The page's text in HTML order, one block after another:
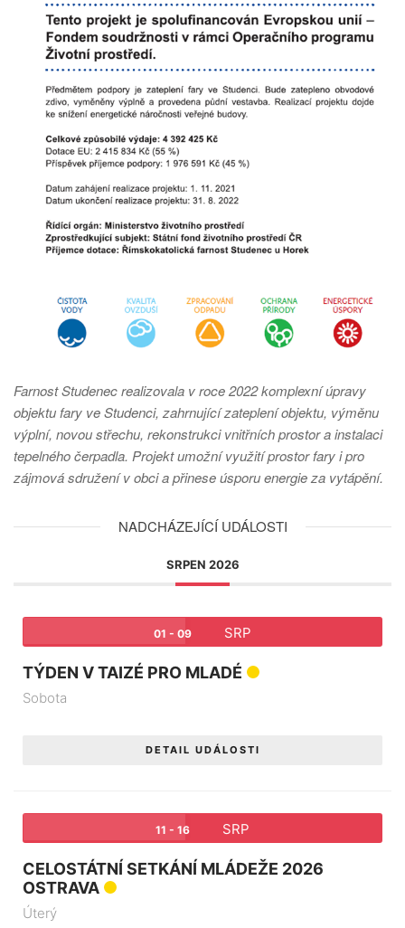
Farnost Studenec realizovala v roce 2022 komplexní úpravy
objektu fary ve Studenci, zahrnující zateplení objektu, výměnu
výplní, novou střechu, rekonstrukci vnitřních prostor a instalaci
tepelného čerpadla. Projekt umožní využití prostor fary i pro
zájmová sdružení v obci a přinese úsporu energie za vytápění.
NADCHÁZEJÍCÍ UDÁLOSTI
SRPEN 2026
01 - 09 SRP
TÝDEN V TAIZÉ PRO MLADÉ
Sobota
DETAIL UDÁLOSTI
11 - 16 SRP
CELOSTÁTNÍ SETKÁNÍ MLÁDEŽE 2026
OSTRAVA
Úterý